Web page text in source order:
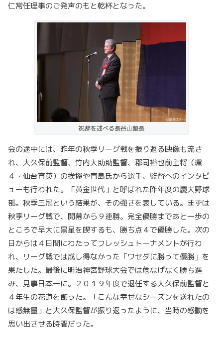
仁常任理事のご発声のもと乾杯となった。
祝辞を述べる長谷山塾長
会の途中には、昨年の秋季リーグ戦を振り返る映像も流さ
れ、大久保前監督、竹内大助助監督、郡司裕也前主将（環
４・仙台育英）の挨拶や青島氏から選手、監督へのインタビ
ューも行われた。「黄金世代」と呼ばれた昨年度の慶大野球
部。秋季三冠という結果が、その強さを表している。まずは
秋季リーグ戦で、開幕から９連勝。完全優勝まであと一歩の
ところで早大に黒星を喫するも、勝ち点４で優勝した。次の
日からは４日間にわたってフレッシュトーナメントが行わ
れ、リーグ戦では成し得なかった「ワセダに勝って優勝」を
果たした。最後に明治神宮野球大会では危なげなく勝ち進
み、見事日本一に。２０１９年度で退任する大久保前監督と
４年生の花道を飾った。「こんな幸せなシーズンを送れたの
は感無量」と大久保監督が振り返ったように、当時の感動を
思い出させる時間だった。